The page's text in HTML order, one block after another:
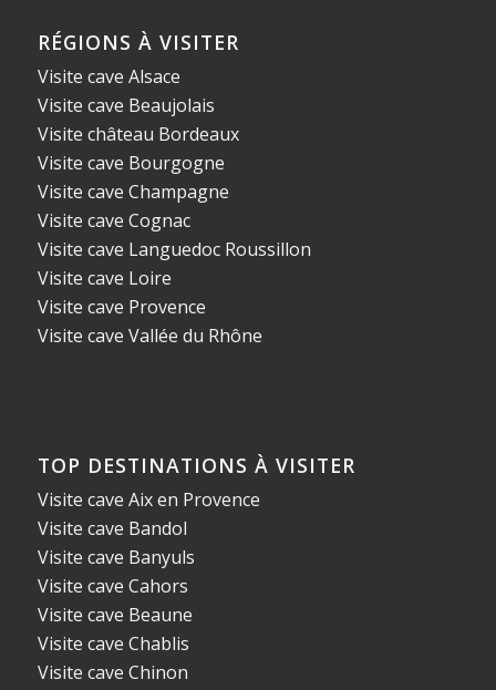
RÉGIONS À VISITER
Visite cave Alsace
Visite cave Beaujolais
Visite château Bordeaux
Visite cave Bourgogne
Visite cave Champagne
Visite cave Cognac
Visite cave Languedoc Roussillon
Visite cave Loire
Visite cave Provence
Visite cave Vallée du Rhône
TOP DESTINATIONS À VISITER
Visite cave Aix en Provence
Visite cave Bandol
Visite cave Banyuls
Visite cave Cahors
Visite cave Beaune
Visite cave Chablis
Visite cave Chinon